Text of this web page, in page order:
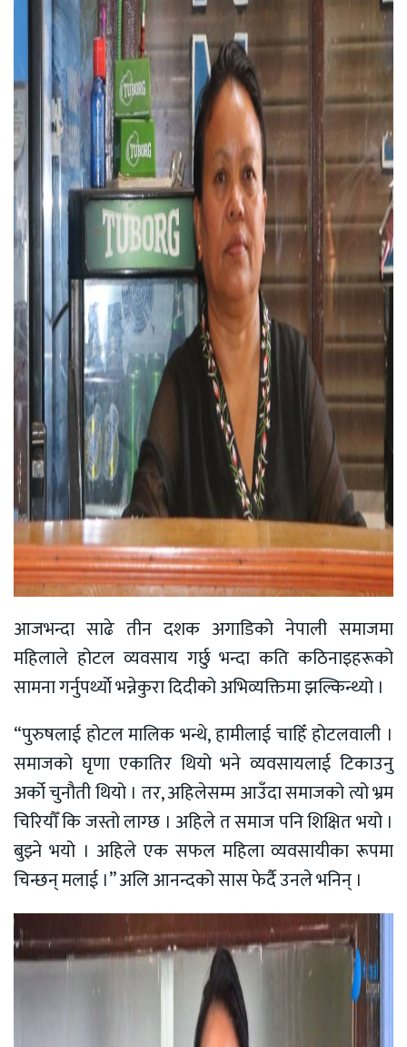
आजभन्दा साढे तीन दशक अगाडिको नेपाली समाजमा
महिलाले होटल व्यवसाय गर्छु भन्दा कति कठिनाइहरूको
सामना गर्नुपर्थ्याे भन्नेकुरा दिदीको अभिव्यक्तिमा झल्किन्थ्यो ।
“पुरुषलाई होटल मालिक भन्थे, हामीलाई चाहिँ होटलवाली ।
समाजको घृणा एकातिर थियो भने व्यवसायलाई टिकाउनु
अर्को चुनौती थियो । तर, अहिलेसम्म आउँदा समाजको त्यो भ्रम
चिरियौँ कि जस्तो लाग्छ । अहिले त समाज पनि शिक्षित भयो ।
बुझ्ने भयो । अहिले एक सफल महिला व्यवसायीका रूपमा
चिन्छन् मलाई ।” अलि आनन्दको सास फेर्दै उनले भनिन् ।